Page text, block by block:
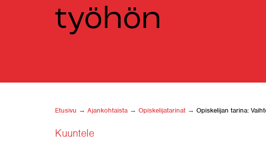
työhön
Etusivu → Ajankohtaista → Opiskelija­tarinat → Opiskelijan tarina:
Kuuntele